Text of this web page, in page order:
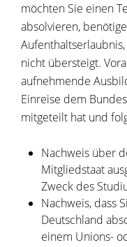
möchten Sie einen
absolvieren,
nicht übersteigt.
aufnehmende
Einreise dem
mitgeteilt hat und
Nachweis über
Mitgliedstaat
Zweck des
Nachweis, dass
Deutschland
einem Unions-